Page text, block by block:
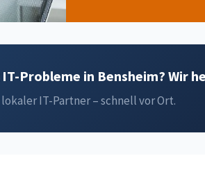
IT-Probleme in Bensheim? Wir
IT-Partner – schnell vor Ort.